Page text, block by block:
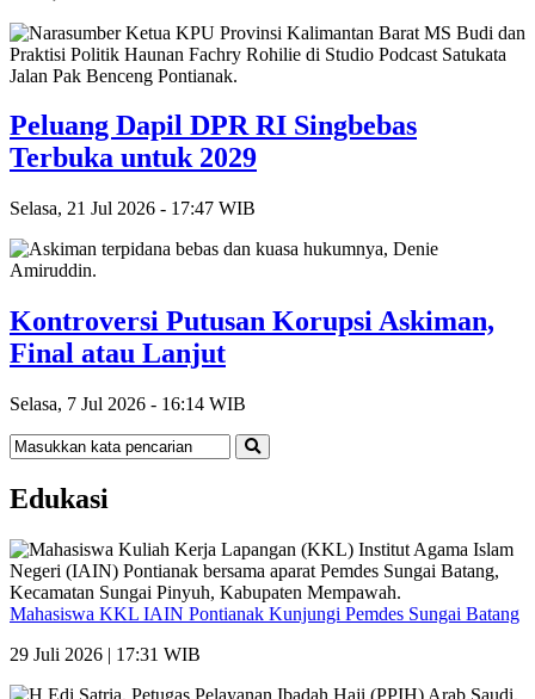
Peluang Dapil DPR RI Singbebas
Terbuka untuk 2029
Selasa, 21 Jul 2026 - 17:47 WIB
Kontroversi Putusan Korupsi Askiman,
Final atau Lanjut
Selasa, 7 Jul 2026 - 16:14 WIB
Edukasi
Mahasiswa KKL IAIN Pontianak Kunjungi Pemdes Sungai Batang
29 Juli 2026 | 17:31 WIB